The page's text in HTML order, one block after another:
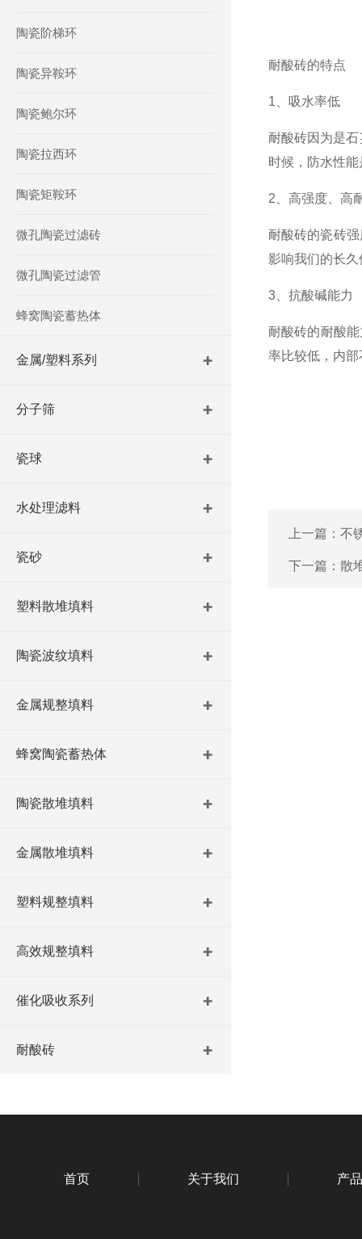
陶瓷阶梯环
陶瓷异鞍环
陶瓷鲍尔环
陶瓷拉西环
陶瓷矩鞍环
微孔陶瓷过滤砖
微孔陶瓷过滤管
蜂窝陶瓷蓄热体
金属/塑料系列
分子筛
瓷球
水处理滤料
瓷砂
塑料散堆填料
陶瓷波纹填料
金属规整填料
蜂窝陶瓷蓄热体
陶瓷散堆填料
金属散堆填料
塑料规整填料
高效规整填料
催化吸收系列
耐酸砖
耐酸砖的特点
1、吸水率低
耐酸砖因为是
时候，防水性
2、高强度、高
耐酸砖的瓷砖
影响我们的长
3、抗酸碱能力
耐酸砖的耐酸
率比较低，内
上一篇： 不
下一篇： 散
首页 关于我们 产